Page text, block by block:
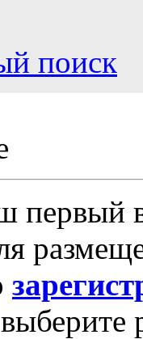
поиск
первый